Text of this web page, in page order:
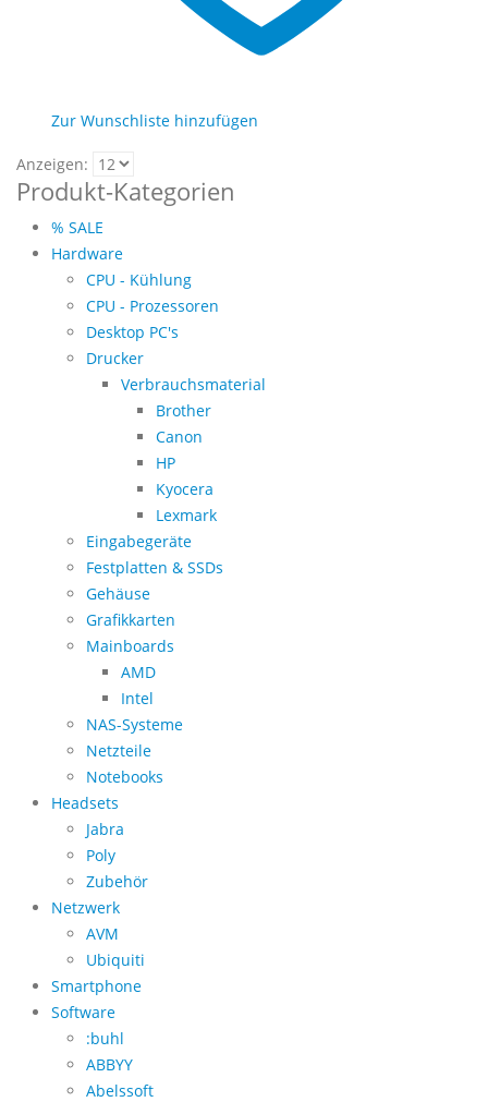
Zur Wunschliste hinzufügen
Anzeigen:
Produkt-Kategorien
% SALE
Hardware
CPU - Kühlung
CPU - Prozessoren
Desktop PC's
Drucker
Verbrauchsmaterial
Brother
Canon
HP
Kyocera
Lexmark
Eingabegeräte
Festplatten & SSDs
Gehäuse
Grafikkarten
Mainboards
AMD
Intel
NAS-Systeme
Netzteile
Notebooks
Headsets
Jabra
Poly
Zubehör
Netzwerk
AVM
Ubiquiti
Smartphone
Software
:buhl
ABBYY
Abelssoft